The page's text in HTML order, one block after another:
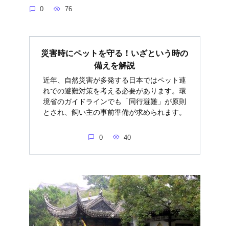
0 76
災害時にペットを守る！いざという時の
備えを解説
近年、自然災害が多発する日本ではペット連
れでの避難対策を考える必要があります。環
境省のガイドラインでも「同行避難」が原則
とされ、飼い主の事前準備が求められます。
0 40